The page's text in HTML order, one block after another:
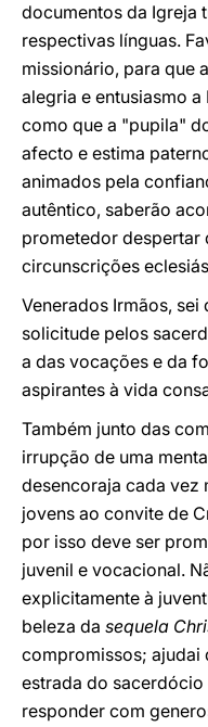
documentos da Igreja
respectivas línguas.
missionário, para que
alegria e entusiasmo
como que a "pupila"
afecto e estima
animados pela
autêntico, saberão
prometedor despertar
circunscrições
Venerados Irmãos, sei
solicitude pelos
a das vocações e da
aspirantes à vida
Também junto das
irrupção de uma
desencoraja cada vez
jovens ao convite de
por isso deve ser
juvenil e vocacional.
explicitamente à
beleza da sequela
compromissos; ajudai
estrada do
responder com